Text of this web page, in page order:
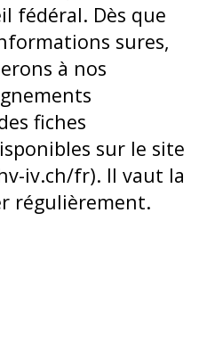
fédéral. Dès que
sures,
à nos
fiches
sur le site
iv.ch/fr). Il vaut la
régulièrement.